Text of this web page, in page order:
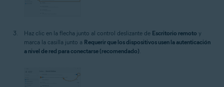
Haz clic en la flecha junto al control deslizante de Escritorio remoto y
marca la casilla junto a Requerir que los dispositivos usen la autenticación
a nivel de red para conectarse (recomendado)